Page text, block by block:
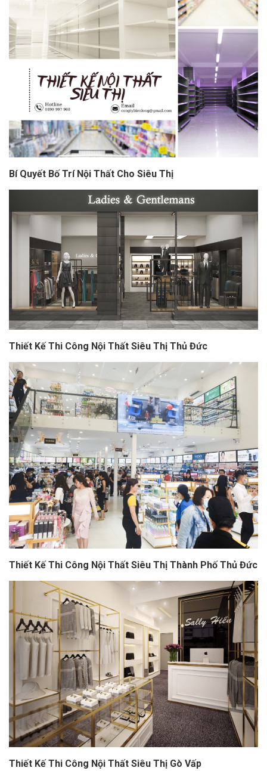
Bí Quyết Bố Trí Nội Thất Cho Siêu Thị
Thiết Kế Thi Công Nội Thất Siêu Thị Thủ Đức
Thiết Kế Thi Công Nội Thất Siêu Thị Thành Phố Thủ Đức
Thiết Kế Thi Công Nội Thất Siêu Thị Gò Vấp